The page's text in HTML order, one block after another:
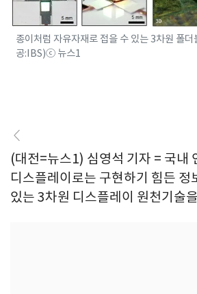
종이처럼 자유자재로 접을 수 있는 3차원 폴
공:IBS)ⓒ 뉴스1
(대전=뉴스1) 심영석 기자 = 국내
디스플레이로는 구현하기 힘든 정
있는 3차원 디스플레이 원천기술